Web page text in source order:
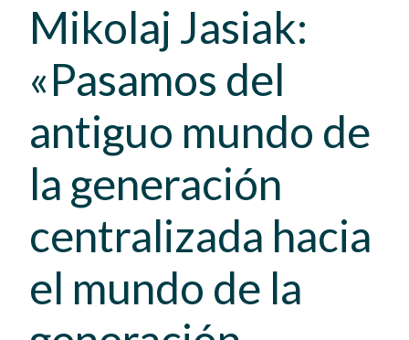
Mikolaj Jasiak:
«Pasamos del
antiguo mundo de
la generación
centralizada hacia
el mundo de la